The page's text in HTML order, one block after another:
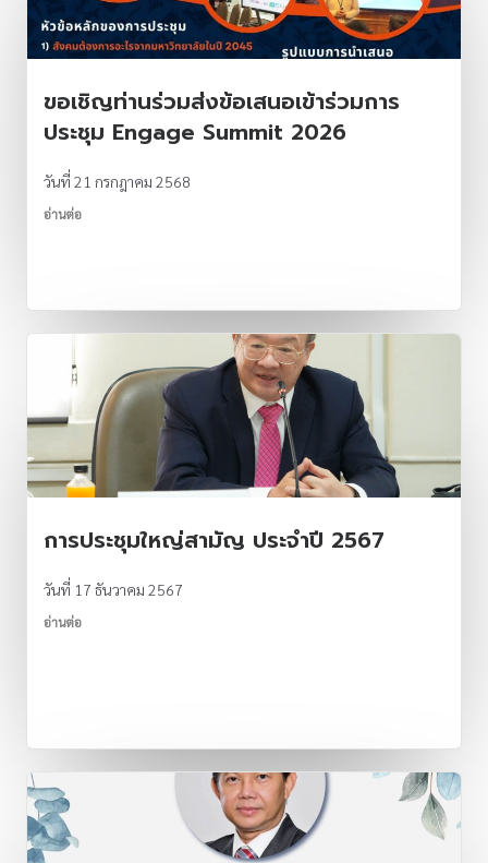
ขอเชิญท่านร่วมส่งข้อเสนอเข้าร่วมการ
ประชุม Engage Summit 2026
วันที่ 21 กรกฎาคม 2568
อ่านต่อ
การประชุมใหญ่สามัญ ประจำปี 2567
วันที่ 17 ธันวาคม 2567
อ่านต่อ